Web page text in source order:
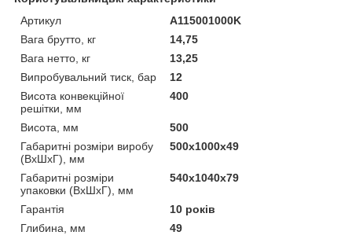
Артикул
A115001000K
Вага брутто, кг
14,75
Вага нетто, кг
13,25
Випробувальний тиск, бар
12
Висота конвекційної
решітки, мм
400
Висота, мм
500
Габаритні розміри виробу
(ВхШхГ), мм
500х1000х49
Габаритні розміри
упаковки (ВхШхГ), мм
540х1040х79
Гарантія
10 років
Глибина, мм
49